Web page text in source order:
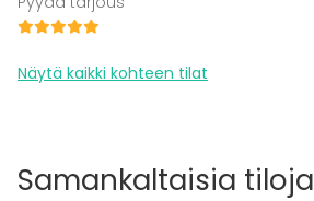
Näytä kaikki kohteen tilat
Samankaltaisia tiloja